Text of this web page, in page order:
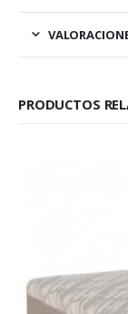
PRODUCTOS